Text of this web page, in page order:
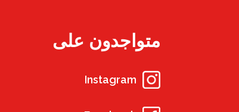
متواجدون على
Instagram